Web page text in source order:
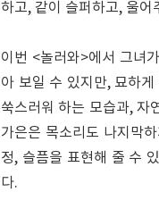
하고, 같이 슬퍼하고, 울어
이번 <놀러와>에서 그녀
아 보일 수 있지만, 묘하
쑥스러워 하는 모습과, 자
가은은 목소리도 나지막
정, 슬픔을 표현해 줄 수
다.